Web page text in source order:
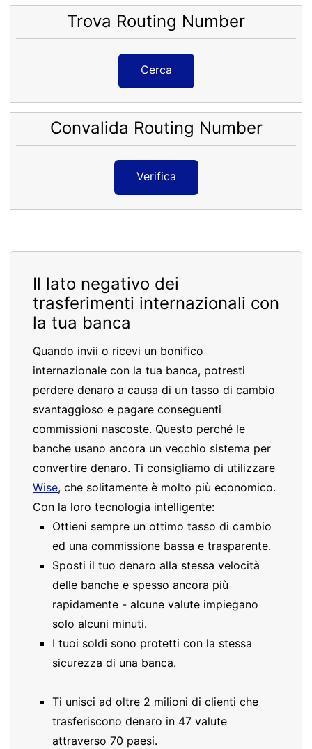
Trova Routing Number
Cerca
Convalida Routing Number
Verifica
Il lato negativo dei
trasferimenti internazionali con
la tua banca
Quando invii o ricevi un bonifico
internazionale con la tua banca, potresti
perdere denaro a causa di un tasso di cambio
svantaggioso e pagare conseguenti
commissioni nascoste. Questo perché le
banche usano ancora un vecchio sistema per
convertire denaro. Ti consigliamo di utilizzare
Wise, che solitamente è molto più economico.
Con la loro tecnologia intelligente:
Ottieni sempre un ottimo tasso di cambio
ed una commissione bassa e trasparente.
Sposti il tuo denaro alla stessa velocità
delle banche e spesso ancora più
rapidamente - alcune valute impiegano
solo alcuni minuti.
I tuoi soldi sono protetti con la stessa
sicurezza di una banca.
Ti unisci ad oltre 2 milioni di clienti che
trasferiscono denaro in 47 valute
attraverso 70 paesi.